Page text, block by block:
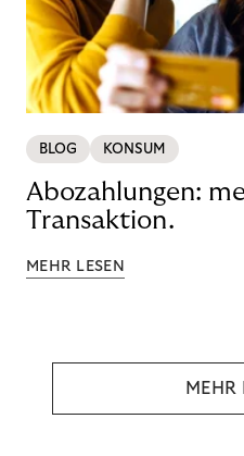
BLOG KONSUM
Abozahlungen:
Transaktion.
MEHR LESEN
MEHR